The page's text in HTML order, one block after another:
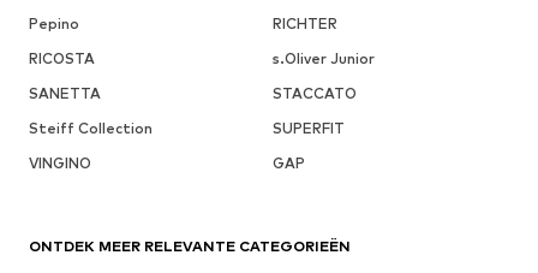
Pepino
RICHTER
RICOSTA
s.Oliver Junior
SANETTA
STACCATO
Steiff Collection
SUPERFIT
VINGINO
GAP
ONTDEK MEER RELEVANTE CATEGORIEËN